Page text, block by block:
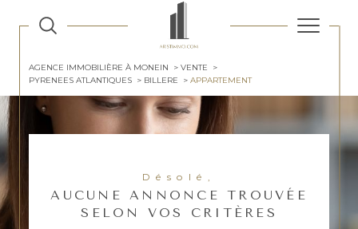
AGENCE IMMOBILIÈRE À MONEIN
VENTE
PYRENEES ATLANTIQUES
BILLERE APPARTEMENT
Désolé,
AUCUNE ANNONCE TROUVÉE
SELON VOS CRITÈRES